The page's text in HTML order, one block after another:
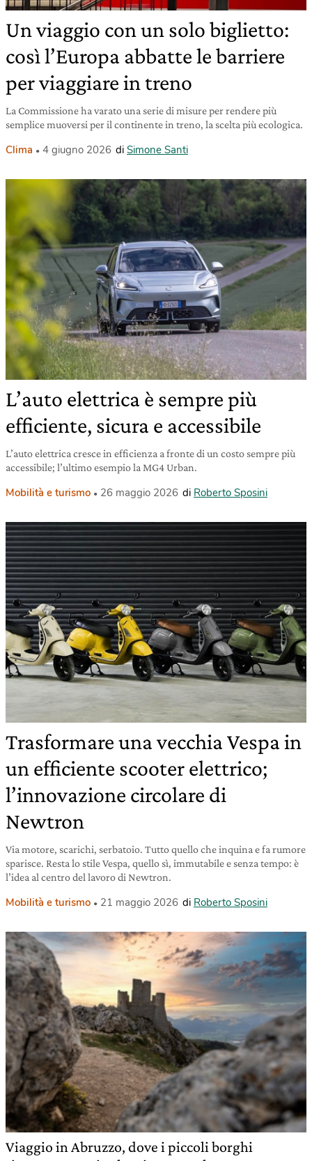
Un viaggio con un solo biglietto:
così l’Europa abbatte le barriere
per viaggiare in treno
La Commissione ha varato una serie di misure per rendere più
semplice muoversi per il continente in treno, la scelta più ecologica.
Clima 4 giugno 2026 di Simone Santi
L’auto elettrica è sempre più
efficiente, sicura e accessibile
L’auto elettrica cresce in efficienza a fronte di un costo sempre più
accessibile; l’ultimo esempio la MG4 Urban.
Mobilità e turismo 26 maggio 2026 di Roberto Sposini
Trasformare una vecchia Vespa in
un efficiente scooter elettrico;
l’innovazione circolare di
Newtron
Via motore, scarichi, serbatoio. Tutto quello che inquina e fa rumore
sparisce. Resta lo stile Vespa, quello sì, immutabile e senza tempo: è
l’idea al centro del lavoro di Newtron.
Mobilità e turismo 21 maggio 2026 di Roberto Sposini
Viaggio in Abruzzo, dove i piccoli borghi